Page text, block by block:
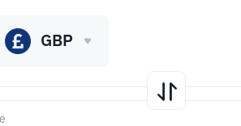
GBP